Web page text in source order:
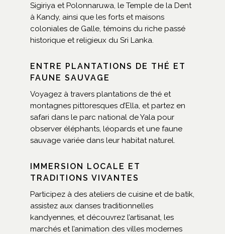
Sigiriya et Polonnaruwa, le Temple de la Dent
à Kandy, ainsi que les forts et maisons
coloniales de Galle, témoins du riche passé
historique et religieux du Sri Lanka.
ENTRE PLANTATIONS DE THÉ ET
FAUNE SAUVAGE
Voyagez à travers plantations de thé et
montagnes pittoresques d’Ella, et partez en
safari dans le parc national de Yala pour
observer éléphants, léopards et une faune
sauvage variée dans leur habitat naturel.
IMMERSION LOCALE ET
TRADITIONS VIVANTES
Participez à des ateliers de cuisine et de batik,
assistez aux danses traditionnelles
kandyennes, et découvrez l’artisanat, les
marchés et l’animation des villes modernes